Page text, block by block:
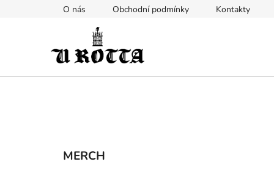
O nás Obchodní podmínky Kontakty
Přeskočit
kategorie
MERCH